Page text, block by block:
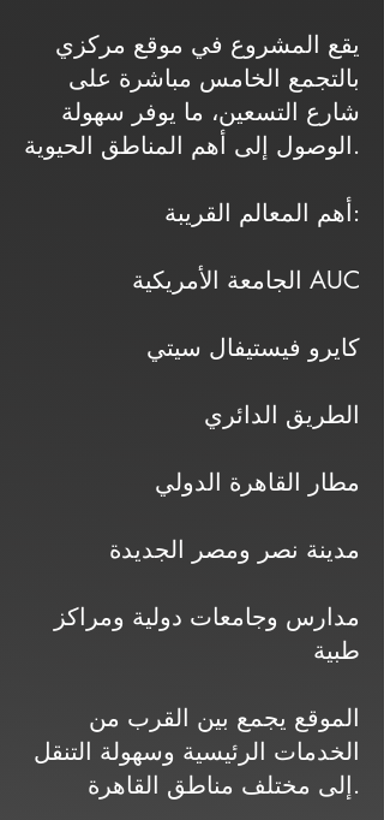
يقع المشروع في موقع مركزي
بالتجمع الخامس مباشرة على
شارع التسعين، ما يوفر سهولة
الوصول إلى أهم المناطق الحيوية.
أهم المعالم القريبة:
الجامعة الأمريكية AUC
كايرو فيستيفال سيتي
الطريق الدائري
مطار القاهرة الدولي
مدينة نصر ومصر الجديدة
مدارس وجامعات دولية ومراكز
طبية
الموقع يجمع بين القرب من
الخدمات الرئيسية وسهولة التنقل
إلى مختلف مناطق القاهرة.